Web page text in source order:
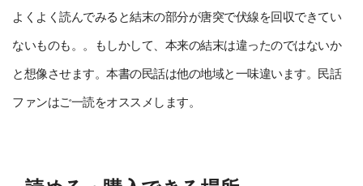
よくよく読んでみると結末の部分が唐突で伏線を回収できてい
ないものも。。もしかして、本来の結末は違ったのではないか
と想像させます。本書の民話は他の地域と一味違います。民話
ファンはご一読をオススメします。